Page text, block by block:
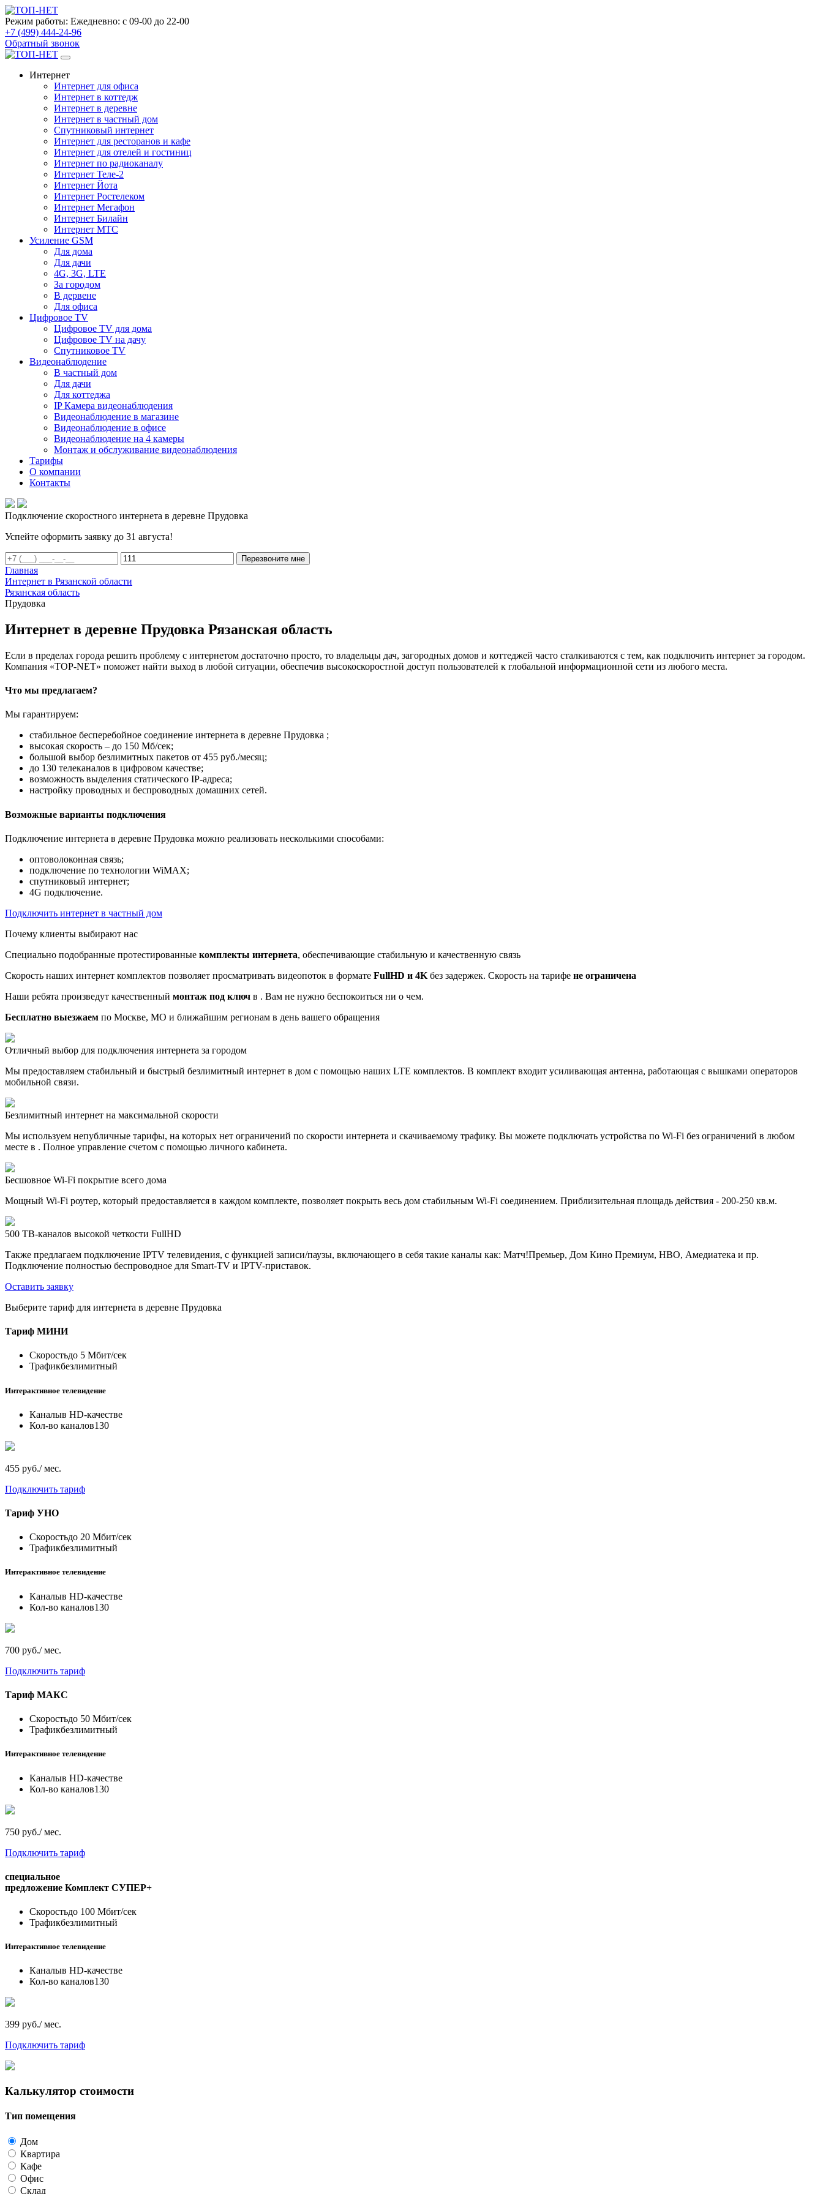
Режим работы: Ежедневно: с 09-00 до 22-00
+7 (499) 444-24-96
Обратный звонок
Интернет
Интернет для офиса
Интернет в коттедж
Интернет в деревне
Интернет в частный дом
Спутниковый интернет
Интернет для ресторанов и кафе
Интернет для отелей и гостиниц
Интернет по радиоканалу
Интернет Теле-2
Интернет Йота
Интернет Ростелеком
Интернет Мегафон
Интернет Билайн
Интернет МТС
Усиление GSM
Для дома
Для дачи
4G, 3G, LTE
За городом
В дервене
Для офиса
Цифровое TV
Цифровое TV для дома
Цифровое TV на дачу
Спутниковое TV
Видеонаблюдение
В частный дом
Для дачи
Для коттеджа
IP Камера видеонаблюдения
Видеонаблюдение в магазине
Видеонаблюдение в офисе
Видеонаблюдение на 4 камеры
Монтаж и обслуживание видеонаблюдения
Тарифы
О компании
Контакты
Подключение скоростного интернета в деревне Прудовка
Успейте оформить заявку до 31 августа!
Перезвоните мне
Главная
Интернет в Рязанской области
Рязанская область
Прудовка
Интернет в деревне Прудовка Рязанская область
Если в пределах города решить проблему с интернетом достаточно просто, то владельцы дач, загородных домов и коттеджей часто сталкиваются с тем, как подключить интернет за городом.
Компания «TOP-NET» поможет найти выход в любой ситуации, обеспечив высокоскоростной доступ пользователей к глобальной информационной сети из любого места.
Что мы предлагаем?
Мы гарантируем:
стабильное бесперебойное соединение интернета в деревне Прудовка ;
высокая скорость – до 150 Мб/сек;
большой выбор безлимитных пакетов от 455 руб./месяц;
до 130 телеканалов в цифровом качестве;
возможность выделения статического IP-адреса;
настройку проводных и беспроводных домашних сетей.
Возможные варианты подключения
Подключение интернета в деревне Прудовка можно реализовать несколькими способами:
оптоволоконная связь;
подключение по технологии WiMAX;
спутниковый интернет;
4G подключение.
Подключить интернет в частный дом
Почему клиенты выбирают нас
Специально подобранные протестированные комплекты интернета, обеспечивающие стабильную и качественную связь
Скорость наших интернет комплектов позволяет просматривать видеопоток в формате FullHD и 4K без задержек. Скорость на тарифе не ограничена
Наши ребята произведут качественный монтаж под ключ в . Вам не нужно беспокоиться ни о чем.
Бесплатно выезжаем по Москве, МО и ближайшим регионам в день вашего обращения
Отличный выбор для подключения интернета за городом
Мы предоставляем стабильный и быстрый безлимитный интернет в дом с помощью наших LTE комплектов. В комплект входит усиливающая антенна, работающая с вышками операторов
мобильной связи.
Безлимитный интернет на максимальной скорости
Мы используем непубличные тарифы, на которых нет ограничений по скорости интернета и скачиваемому трафику. Вы можете подключать устройства по Wi-Fi без ограничений в любом
месте в . Полное управление счетом с помощью личного кабинета.
Бесшовное Wi-Fi покрытие всего дома
Мощный Wi-Fi роутер, который предоставляется в каждом комплекте, позволяет покрыть весь дом стабильным Wi-Fi соединением. Приблизительная площадь действия - 200-250 кв.м.
500 ТВ-каналов высокой четкости FullHD
Также предлагаем подключение IPTV телевидения, с функцией записи/паузы, включающего в себя такие каналы как: Матч!Премьер, Дом Кино Премиум, HBO, Амедиатека и пр.
Подключение полностью беспроводное для Smart-TV и IPTV-приставок.
Оставить заявку
Выберите тариф для интернета в деревне Прудовка
Тариф МИНИ
Скоростьдо 5 Мбит/сек
Трафикбезлимитный
Интерактивное телевидение
Каналыв HD-качестве
Кол-во каналов130
455 руб./ мес.
Подключить тариф
Тариф УНО
Скоростьдо 20 Мбит/сек
Трафикбезлимитный
Интерактивное телевидение
Каналыв HD-качестве
Кол-во каналов130
700 руб./ мес.
Подключить тариф
Тариф МАКС
Скоростьдо 50 Мбит/сек
Трафикбезлимитный
Интерактивное телевидение
Каналыв HD-качестве
Кол-во каналов130
750 руб./ мес.
Подключить тариф
специальное
предложение Комплект СУПЕР+
Скоростьдо 100 Мбит/сек
Трафикбезлимитный
Интерактивное телевидение
Каналыв HD-качестве
Кол-во каналов130
399 руб./ мес.
Подключить тариф
Калькулятор стоимости
Тип помещения
Дом
Квартира
Кафе
Офис
Склад